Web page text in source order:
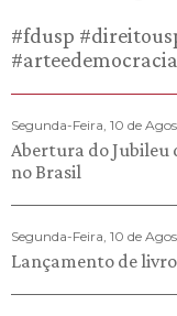
#fdusp
#arteedemocracia
Segunda-Feira, 10 de
Abertura do Jubileu
no Brasil
Segunda-Feira, 10 de
Lançamento de